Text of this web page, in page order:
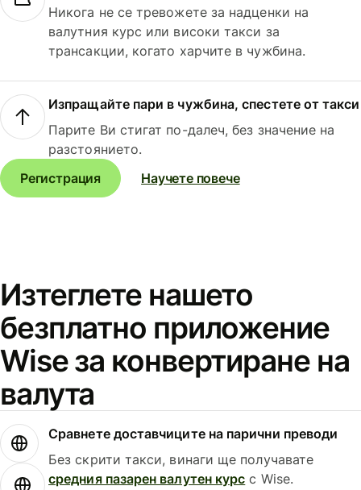
Никога не се тревожете за надценки на
валутния курс или високи такси за
трансакции, когато харчите в чужбина.
Изпращайте пари в чужбина, спестете от такси
Парите Ви стигат по-далеч, без значение на
разстоянието.
Регистрация
Научете повече
Изтеглете нашето
безплатно приложение
Wise за конвертиране на
валута
Сравнете доставчиците на парични преводи
Без скрити такси, винаги ще получавате
средния пазарен валутен курс с Wise.